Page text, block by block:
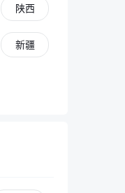
陕西
新疆